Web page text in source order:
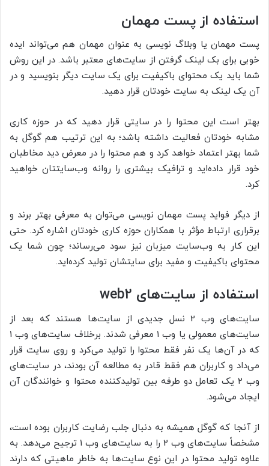
استفاده از پست مهمان
پست مهمان یا وبلاگ نویسی به عنوان مهمان هم می‌تواند ایده
خوبی برای بک لینک گرفتن از سایت‌های معتبر باشد. در این روش
شما باید یک محتوای باکیفیت برای یک سایت دیگر بنویسید و در
آن یک لینک به سایت خودتان قرار دهید.
بهتر است این محتوا را در سایتی قرار دهید که در حوزه کاری
مشابه خودتان فعالیت داشته باشد؛ به این ترتیب هم گوگل به
شما بهتر اعتماد خواهد کرد و هم محتوا را در معرض دید مخاطبان
خود قرار داده‌اید و ترافیک بیشتری را روانه وب‌سایتتان خواهید
کرد.
از دیگر فواید پست مهمان نویسی می‌توان به معرفی بهتر برند و
برقراری ارتباط مؤثر با همکاران حوزه کاری خودتان اشاره کرد. حتی
این کار به وب‌سایت میزبان نیز سود می‌رساند؛ چون شما یک
محتوای باکیفیت و مفید برای سایتشان تولید کرده‌اید.
استفاده از سایت‌های
سایت‌های وب 2 نسل جدیدی از سایت‌ها هستند که بعد از
سایت‌های معمولی یا وب 1 معرفی شدند. برخلاف سایت‌های وب 1
که در آن‌ها یک نفر فقط محتوا را تولید می‌کرد و روی سایت قرار
می‌داد و کاربران هم فقط قادر به مطالعه آن بودند، در سایت‌های
وب 2 یک تعامل دو طرفه بین تولیدکننده محتوا و خوانندگان آن
ایجاد می‌شود.
از آنجا که گوگل همیشه به دنبال جلب رضایت کاربران بوده است،
مشخصاً سایت‌های وب 2 را به سایت‌های وب 1 ترجیح می‌دهد. به
علاوه تولید محتوا در این نوع سایت‌ها به خاطر ماهیتی که دارند